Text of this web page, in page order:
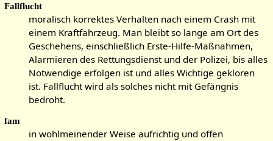
Fallflucht
moralisch korrektes Verhalten nach einem Crash mit
einem Kraftfahrzeug. Man bleibt so lange am Ort des
Geschehens, einschließlich Erste-Hilfe-Maßnahmen,
Alarmieren des Rettungsdienst und der Polizei, bis alles
Notwendige erfolgen ist und alles Wichtige gekloren
ist. Fallflucht wird als solches nicht mit Gefängnis
bedroht.
fam
in wohlmeinender Weise aufrichtig und offen